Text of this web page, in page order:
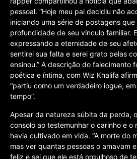
pessoal. “Hoje meu pai decidiu não
iniciando uma série de postagens que
profundidade de seu vínculo familiar.
expressando a eternidade de seu
sentirei sua falta e serei grato pelas
ensinou.” A descrição do falecimento
poética e íntima, com Wiz Khalifa
“partiu como um verdadeiro iogue,
tempo”.
Apesar da natureza súbita da perda,
consolo ao testemunhar o carinho e o
havia cultivado em vida. “A morte do
mas ver quantas pessoas o amavam
feliz e sei que ele está orgulhoso de